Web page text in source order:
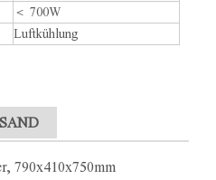
＜ 700W
Luftkühlung
790x410x750mm